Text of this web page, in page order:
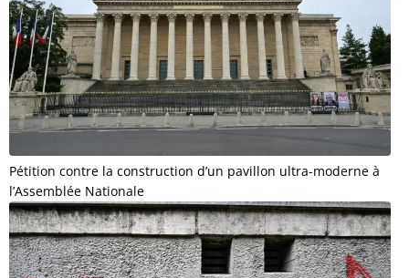
Pétition contre la construction d’un pavillon ultra-moderne à
l’Assemblée Nationale